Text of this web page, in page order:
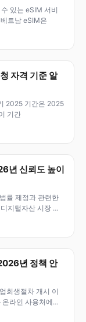
있는 eSIM 서비
트남 eSIM은
자격 기준 알
2025 기간은 2025
기간
년 신뢰도 높이
률 제정과 관련한
지털자산 시장 안
년 정책 안
회생절차 개시 이
라인 사용처에서